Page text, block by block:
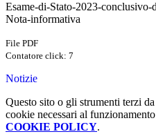
Esame-di-Stato-2023-
Nota-informativa
File PDF
Contatore click: 7
Notizie
Questo sito o gli strumenti terzi
cookie necessari al
COOKIE POLICY.